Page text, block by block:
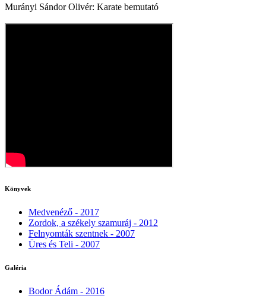
Murányi Sándor Olivér: Karate bemutató
Könyvek
Medvenéző - 2017
Zordok, a székely szamuráj - 2012
Felnyomták szentnek - 2007
Üres és Teli - 2007
Galéria
Bodor Ádám - 2016